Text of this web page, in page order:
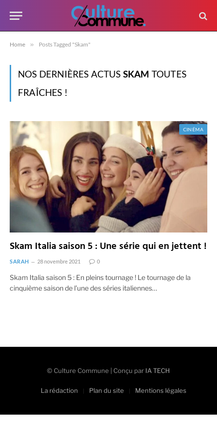
Home » Posts Tagged "Skam"
NOS DERNIÈRES ACTUS SKAM TOUTES
FRAÎCHES !
CINÉMA
Skam Italia saison 5 : Une série qui en jettent !
SARAH 28 novembre 2021 0
Skam Italia saison 5 : En pleins tournage ! Le tournage de la
cinquième saison de l’une des séries italiennes…
© Culture Commune | Conçu par IA TECH
La rédaction Plan du site Mentions légales